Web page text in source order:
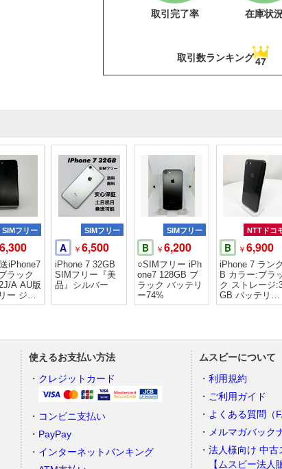
取引完了率 在庫状
取引数ランキング47
SIMフリー
6,300
iPhone7
ラック
A AU版
ー ジャ
SIMフリー
A ￥6,500
iPhone 7 32GB
SIMフリー『美
品』シルバー
SIMフリー
B ￥6,200
○SIMフリー iPh
one7 128GB ブ
ラック バッテリ
ー74%
NTTドコ
B ￥6,900
iPhone 7 ラン
B カラー:ブラ
ク ストレージ
GB バッテリー:8
4%
使えるお支払い方法
クレジットカード
コンビニ支払い
PayPay
インターネットバンキング
ムスビーについて
利用規約
ご利用ガイド
よくある質問（
メルマガバック
法人様向け 中古
【ムスビー法人